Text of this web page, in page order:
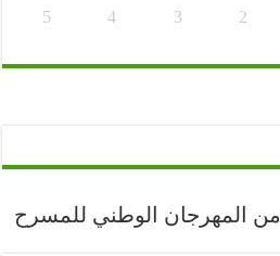
2
3
4
5
لتحميل دليل الدورة 17 من المهرجان الوطني للمسرح